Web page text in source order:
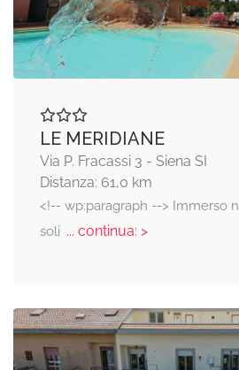
LE MERIDIANE
Via P. Fracassi 3 - Siena SI
Distanza: 61,0 km
<!-- wp:paragraph --> Immerso
soli ... continua: >